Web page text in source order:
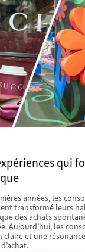
qui
années, les
transformé leurs
des achats
Aujourd’hui, les
claire et une